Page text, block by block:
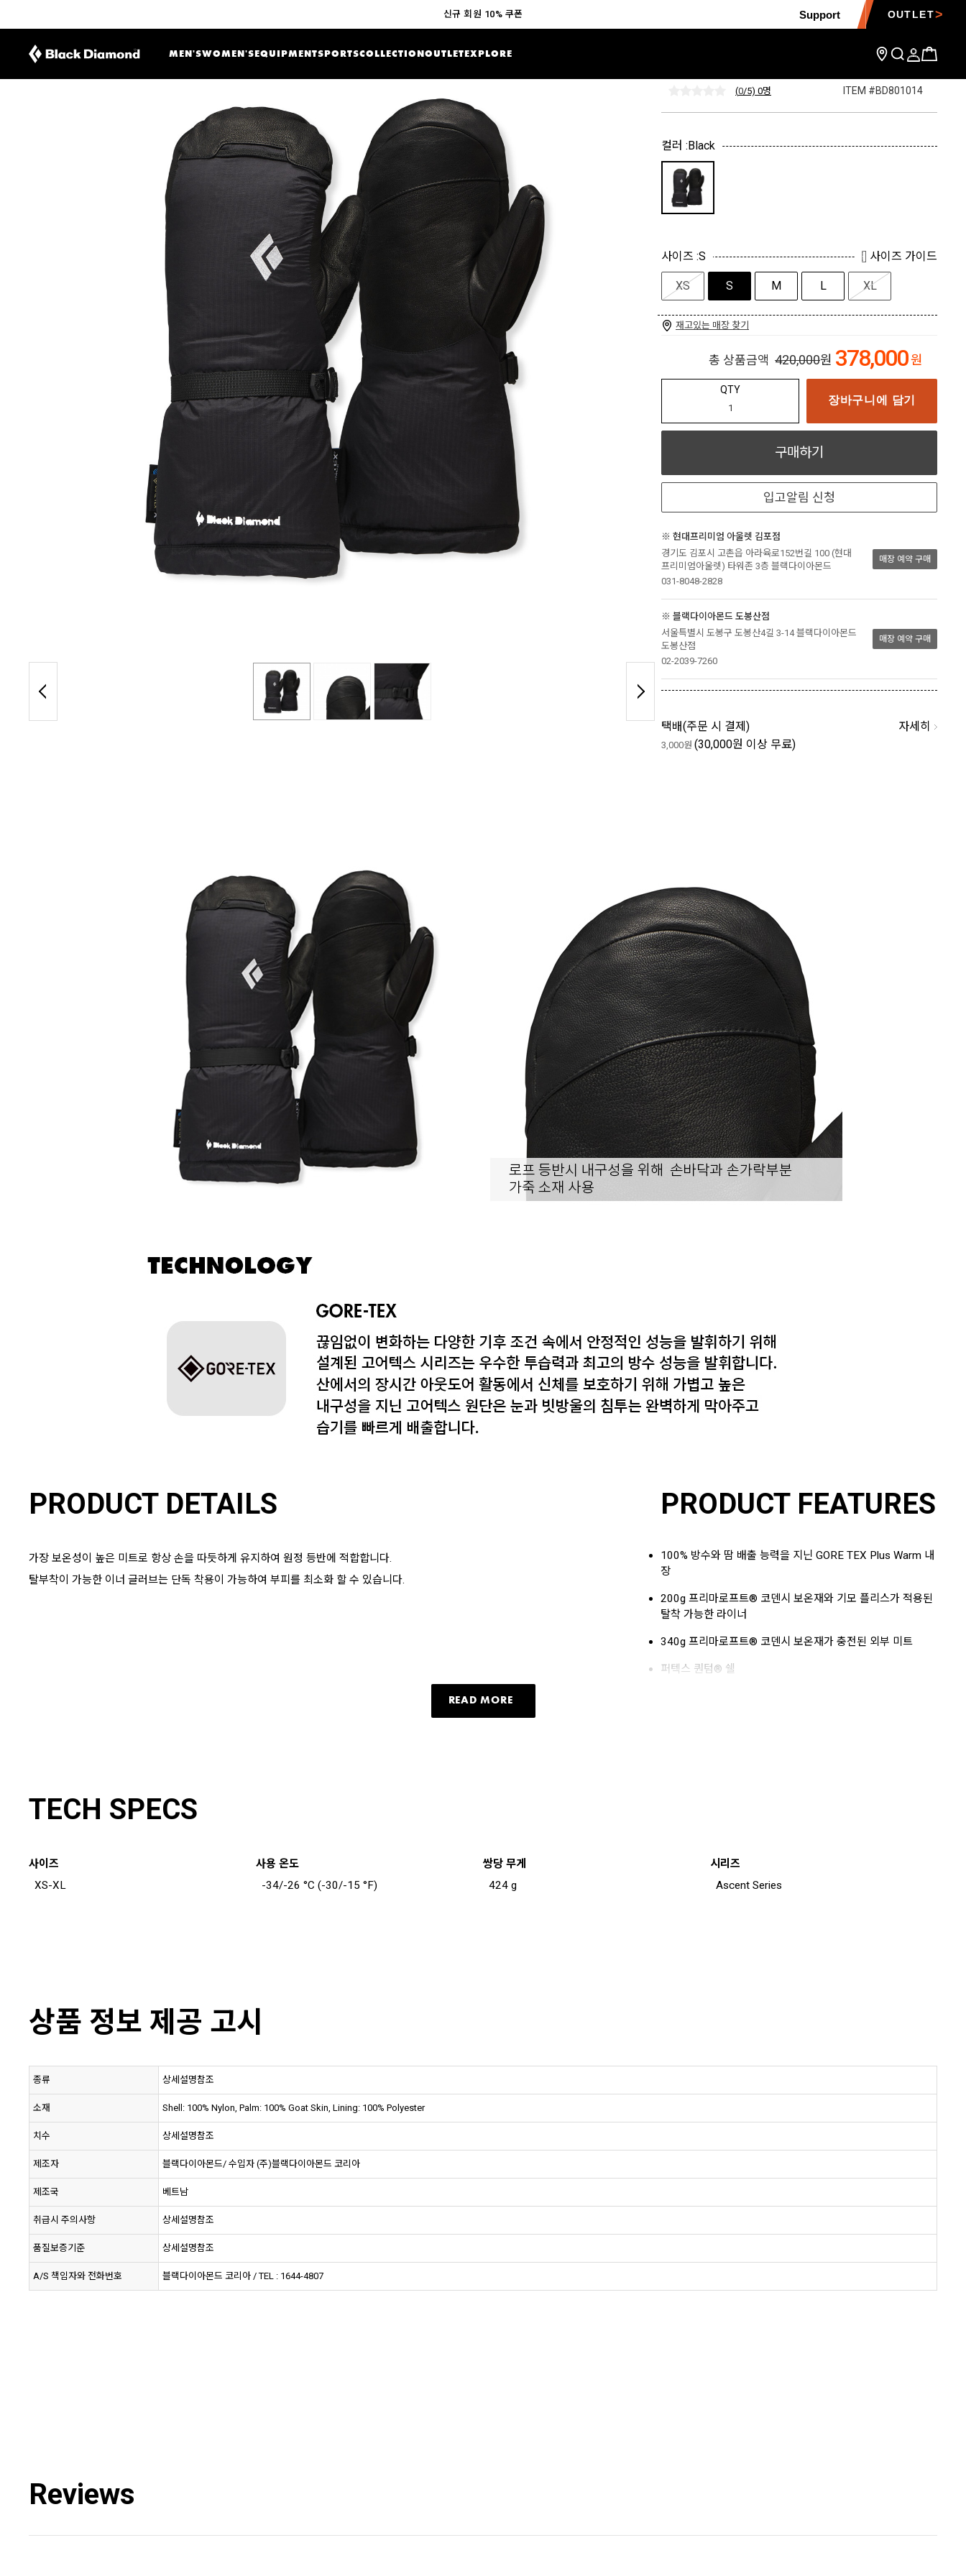
신규 회원 10% 쿠폰 Support OUTLET
MEN'SWOMEN'SEQUIPMENTSPORTSCOLLECTIONOUTLETEXPLORE
(0/5) 0명 ITEM #BD801014
컬러 :Black
사이즈 :S 사이즈 가이드
XS S M L XL
재고있는 매장 찾기
총 상품금액 420,000원 378,000원
QTY
장바구니에 담기
구매하기
입고알림 신청
※ 현대프리미엄 아울렛 김포점
경기도 김포시 고촌읍 아라육로152번길 100 (현대
프리미엄아울렛) 타워존 3층 블랙다이아몬드
031-8048-2828
매장 예약 구매
※ 블랙다이아몬드 도봉산점
서울특별시 도봉구 도봉산4길 3-14 블랙다이아몬드
도봉산점
02-2039-7260
매장 예약 구매
택배(주문 시 결제 ) 자세히
3,000원 (30,000원 이상 무료)
PRODUCT DETAILS
가장 보온성이 높은 미트로 항상 손을 따듯하게 유지하여 원정 등반에 적합합니다.
탈부착이 가능한 이너 글러브는 단독 착용이 가능하여 부피를 최소화 할 수 있습니다.
PRODUCT FEATURES
100% 방수와 땀 배출 능력을 지닌 GORE TEX Plus Warm 내
장
200g 프리마로프트® 코덴시 보온재와 기모 플리스가 적용된
탈착 가능한 라이너
340g 프리마로프트® 코덴시 보온재가 충전된 외부 미트
퍼텍스 퀀텀® 쉘
READ MORE
TECH SPECS
사이즈
XS-XL
사용 온도
-34/-26 °C (-30/-15 °F)
쌍당 무게
424 g
시리즈
Ascent Series
상품 정보 제공 고시
종류 상세설명참조
소재 Shell: 100% Nylon, Palm: 100% Goat Skin, Lining: 100% Polyester
치수 상세설명참조
제조자 블랙다이아몬드/ 수입자 (주)블랙다이아몬드 코리아
제조국 베트남
취급시 주의사항 상세설명참조
품질보증기준 상세설명참조
A/S 책임자와 전화번호 블랙다이아몬드 코리아 / TEL : 1644-4807
Reviews